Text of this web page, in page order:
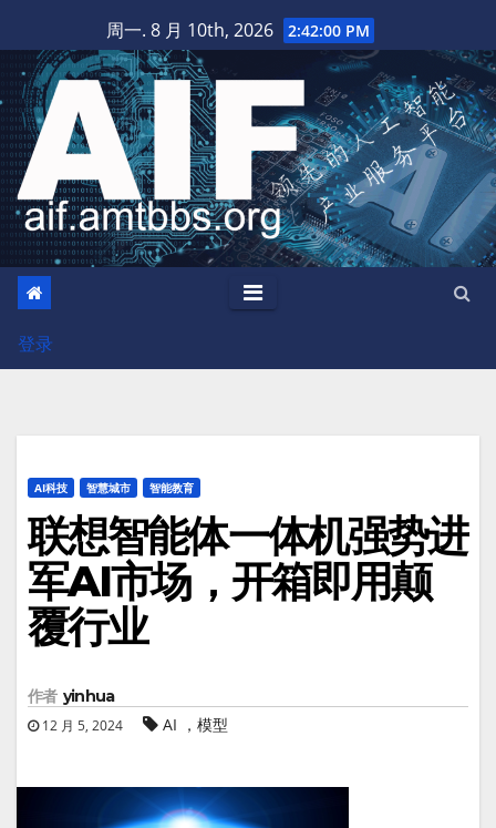
至
内
容
周一. 8 月 10th, 2026 2:42:01 PM
登录
AI科技 智慧城市 智能教育
联想智能体一体机强势进
军AI市场，开箱即用颠
覆行业
作者 yinhua
12 月 5, 2024 AI ，模型